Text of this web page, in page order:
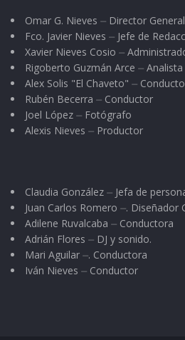
Omar G. Nieves ⏤ Director General
Fco. Javier Nieves ⏤ Jefe de
Xavier Nieves Cosio ⏤
Rigoberto Guzmán Arce ⏤ Analista
Alex Solis "El Chaveto" ⏤
Rubén Becerra ⏤ Conductor
Joel López ⏤ Fotógrafo
Alexis Nieves ⏤ Productor
Claudia González ⏤ Jefa de
Juan Carlos Romero ⏤. Diseñador
Adilene Ruvalcaba ⏤ Conductora
Adrián Flores ⏤ DJ y sonido.
Mari Aguilar ⏤. Conductora
Iván Nieves ⏤ Conductor